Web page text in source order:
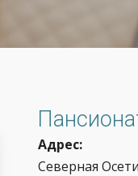
Адрес:
Северная